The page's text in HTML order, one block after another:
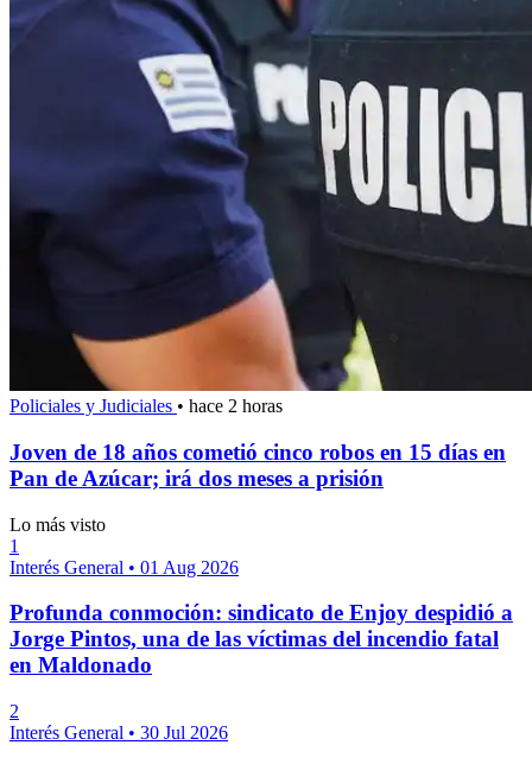
Policiales y Judiciales • hace 2 horas
Joven de 18 años cometió cinco robos en 15 días en
Pan de Azúcar; irá dos meses a prisión
Lo más visto
1
Interés General • 01 Aug 2026
Profunda conmoción: sindicato de Enjoy despidió a
Jorge Pintos, una de las víctimas del incendio fatal
en Maldonado
2
Interés General • 30 Jul 2026